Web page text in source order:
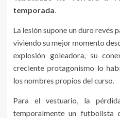
temporada.
La lesión supone un duro revés
viviendo su mejor momento
explosión goleadora, su
creciente protagonismo lo
los nombres propios del curso.
Para el vestuario, la
temporalmente un futbolista